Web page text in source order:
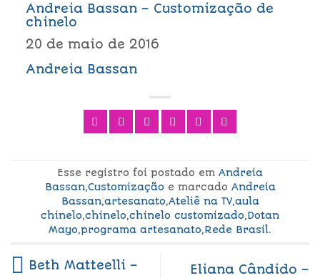
Andreia Bassan – Customização de
chinelo
20 de maio de 2016
Andreia Bassan
Esse registro foi postado em Andreia
Bassan,Customização e marcado Andreia
Bassan,artesanato,Ateliê na TV,aula
chinelo,chinelo,chinelo customizado,Dotan
Mayo,programa artesanato,Rede Brasil.
Beth Matteelli –
Eliana Cândido –